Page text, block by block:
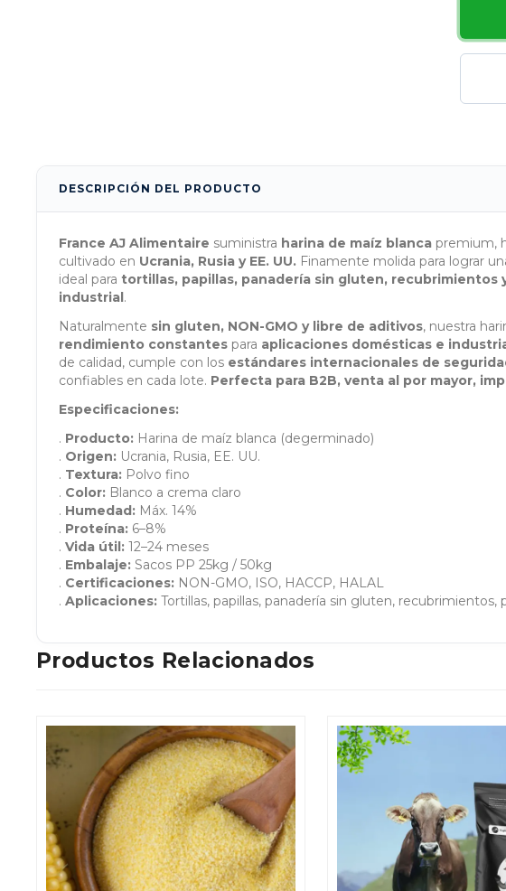
DESCRIPCIÓN DEL PRODUCTO
France AJ Alimentaire suministra harina de maíz blanca premium,
cultivado en Ucrania, Rusia y EE. UU. Finamente molida para lograr
ideal para tortillas, papillas, panadería sin gluten, recubrimientos
industrial.
Naturalmente sin gluten, NON-GMO y libre de aditivos, nuestra
rendimiento constantes para aplicaciones domésticas e
de calidad, cumple con los estándares internacionales de
confiables en cada lote. Perfecta para B2B, venta al por mayor,
Especificaciones:
. Producto: Harina de maíz blanca (degerminado)
. Origen: Ucrania, Rusia, EE. UU.
. Textura: Polvo fino
. Color: Blanco a crema claro
. Humedad: Máx. 14%
. Proteína: 6–8%
. Vida útil: 12–24 meses
. Embalaje: Sacos PP 25kg / 50kg
. Certificaciones: NON-GMO, ISO, HACCP, HALAL
. Aplicaciones: Tortillas, papillas, panadería sin gluten,
Productos Relacionados